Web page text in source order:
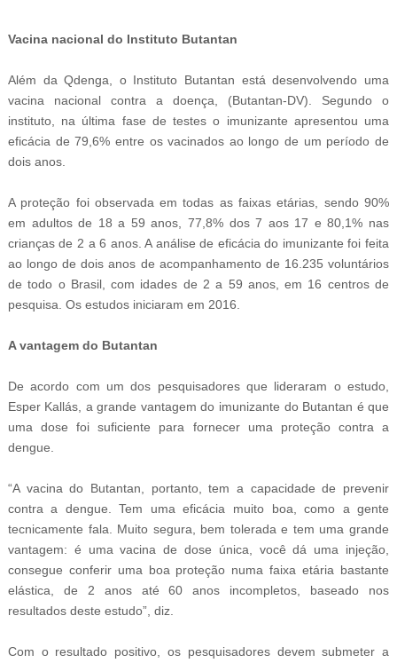
Vacina nacional do Instituto Butantan
Além da Qdenga, o Instituto Butantan está desenvolvendo uma
vacina nacional contra a doença, (Butantan-DV). Segundo o
instituto, na última fase de testes o imunizante apresentou uma
eficácia de 79,6% entre os vacinados ao longo de um período de
dois anos.
A proteção foi observada em todas as faixas etárias, sendo 90%
em adultos de 18 a 59 anos, 77,8% dos 7 aos 17 e 80,1% nas
crianças de 2 a 6 anos. A análise de eficácia do imunizante foi feita
ao longo de dois anos de acompanhamento de 16.235 voluntários
de todo o Brasil, com idades de 2 a 59 anos, em 16 centros de
pesquisa. Os estudos iniciaram em 2016.
A vantagem do Butantan
De acordo com um dos pesquisadores que lideraram o estudo,
Esper Kallás, a grande vantagem do imunizante do Butantan é que
uma dose foi suficiente para fornecer uma proteção contra a
dengue.
“A vacina do Butantan, portanto, tem a capacidade de prevenir
contra a dengue. Tem uma eficácia muito boa, como a gente
tecnicamente fala. Muito segura, bem tolerada e tem uma grande
vantagem: é uma vacina de dose única, você dá uma injeção,
consegue conferir uma boa proteção numa faixa etária bastante
elástica, de 2 anos até 60 anos incompletos, baseado nos
resultados deste estudo”, diz.
Com o resultado positivo, os pesquisadores devem submeter a